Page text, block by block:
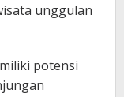
unggulan
potensi